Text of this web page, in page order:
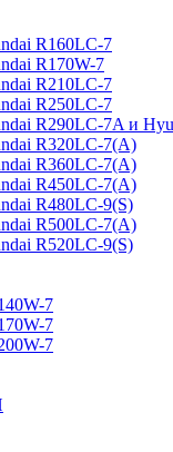
R160LC-7
R170W-7
R210LC-7
R250LC-7
R290LC-7A и
R320LC-7(A)
R360LC-7(A)
R450LC-7(A)
R480LC-9(S)
R500LC-7(A)
R520LC-9(S)
7
7
7